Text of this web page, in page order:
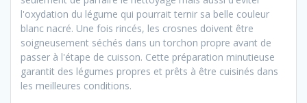
l'oxydation du légume qui pourrait ternir sa belle couleur
blanc nacré. Une fois rincés, les crosnes doivent être
soigneusement séchés dans un torchon propre avant de
passer à l'étape de cuisson. Cette préparation minutieuse
garantit des légumes propres et prêts à être cuisinés dans
les meilleures conditions.